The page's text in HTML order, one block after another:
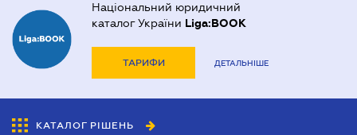
Національний юридичний
каталог України Liga:BOOK
ТАРИФИ ДЕТАЛЬНІШЕ
КАТАЛОГ РІШЕНЬ